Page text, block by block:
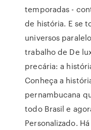
temporadas -
de história. E se
universos
trabalho de De
precária: a
Conheça a
pernambucana
todo Brasil e
Personalizado.